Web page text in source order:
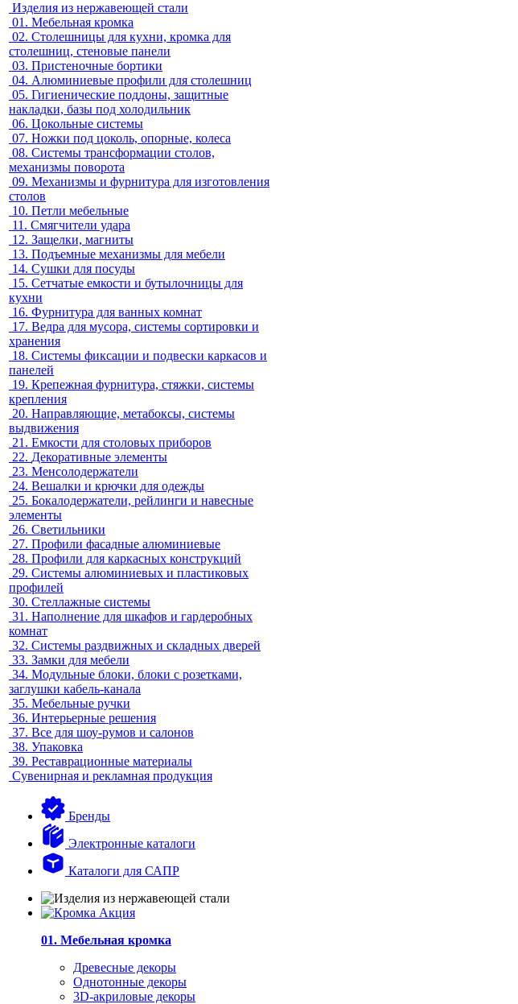
Изделия из нержавеющей стали
01. Мебельная кромка
02. Столешницы для кухни, кромка для
столешниц, стеновые панели
03. Пристеночные бортики
04. Алюминиевые профили для столешниц
05. Гигиенические поддоны, защитные
накладки, базы под холодильник
06. Цокольные системы
07. Ножки под цоколь, опорные, колеса
08. Системы трансформации столов,
механизмы поворота
09. Механизмы и фурнитура для изготовления
столов
10. Петли мебельные
11. Смягчители удара
12. Защелки, магниты
13. Подъемные механизмы для мебели
14. Сушки для посуды
15. Сетчатые емкости и бутылочницы для
кухни
16. Фурнитура для ванных комнат
17. Ведра для мусора, системы сортировки и
хранения
18. Системы фиксации и подвески каркасов и
панелей
19. Крепежная фурнитура, стяжки, системы
крепления
20. Направляющие, метабоксы, системы
выдвижения
21. Емкости для столовых приборов
22. Декоративные элементы
23. Менсолодержатели
24. Вешалки и крючки для одежды
25. Бокалодержатели, рейлинги и навесные
элементы
26. Светильники
27. Профили фасадные алюминиевые
28. Профили для каркасных конструкций
29. Системы алюминиевых и пластиковых
профилей
30. Стеллажные системы
31. Наполнение для шкафов и гардеробных
комнат
32. Системы раздвижных и складных дверей
33. Замки для мебели
34. Модульные блоки, блоки с розетками,
заглушки кабель-канала
35. Мебельные ручки
36. Интерьерные решения
37. Все для шоу-румов и салонов
38. Упаковка
39. Реставрационные материалы
Сувенирная и рекламная продукция
Бренды
Электронные каталоги
Каталоги для САПР
01. Мебельная кромка
Древесные декоры
Однотонные декоры
3D-акриловые декоры